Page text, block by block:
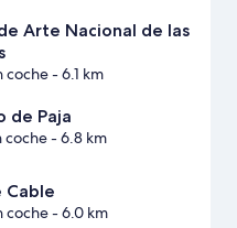
Arte Nacional de las
coche- 6.1 km
de Paja
coche- 6.8 km
Cable
coche- 6.0 km